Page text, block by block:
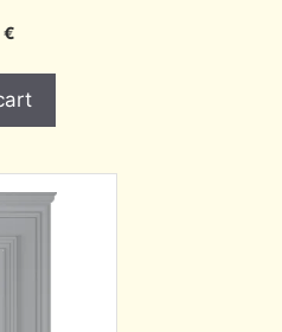
€